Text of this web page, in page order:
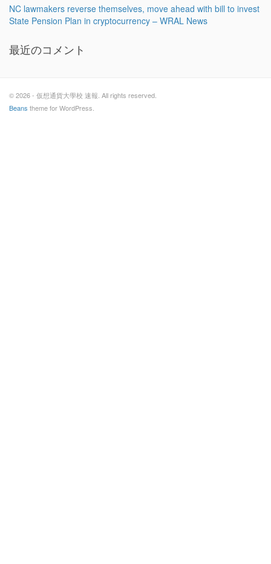
NC lawmakers reverse themselves, move ahead with bill to invest
State Pension Plan in cryptocurrency – WRAL News
最近のコメント
© 2026 - 仮想通貨大學校 速報. All rights reserved.
Beans theme for WordPress.